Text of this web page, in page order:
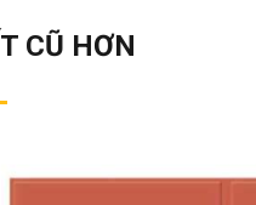
CŨ HƠN